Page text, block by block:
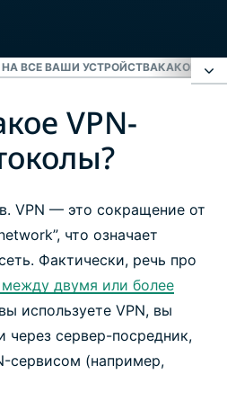
НА ВСЕ ВАШИ УСТРОЙСТВАКАКОЙ
протоколов?
на все ваши устройства
лучший?
VPN
VPN-
VPN — это сокращение от
что означает
Фактически, речь про
двумя или более
используете VPN, вы
через сервер-посредник,
сервисом (например,